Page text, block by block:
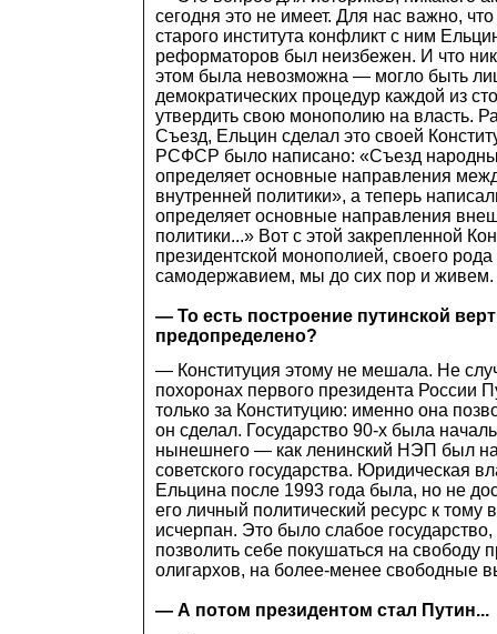
сегодня это не имеет. Для нас важно,
старого института конфликт с ним
реформаторов был неизбежен. И что
этом была невозможна — могло быть
демократических процедур каждой из
утвердить свою монополию на власть.
Съезд, Ельцин сделал это своей
РСФСР было написано: «Съезд
определяет основные направления
внутренней политики», а теперь
определяет основные направления
политики...» Вот с этой закрепленной
президентской монополией, своего
самодержавием, мы до сих пор и живем.
— То есть построение путинской
предопределено?
— Конституция этому не мешала. Не
похоронах первого президента России
только за Конституцию: именно она
он сделал. Государство 90-х была
нынешнего — как ленинский НЭП был
советского государства. Юридическая
Ельцина после 1993 года была, но не
его личный политический ресурс к
исчерпан. Это было слабое
позволить себе покушаться на свободу
олигархов, на более-менее свободные
— А потом президентом стал Путин...